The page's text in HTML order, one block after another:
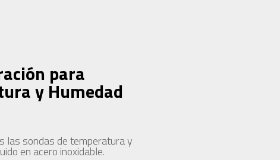
para
y Humedad
las sondas de temperatura y
en acero inoxidable.